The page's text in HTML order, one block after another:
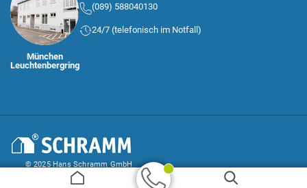
München
Leuchtenbergring
(089) 588040130
24/7 (telefonisch im Notfall)
© 2025 Hans Schramm GmbH
Impressum und Datenschutz